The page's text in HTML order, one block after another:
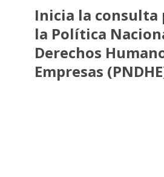
Inicia la consulta
la Política
Derechos
Empresas